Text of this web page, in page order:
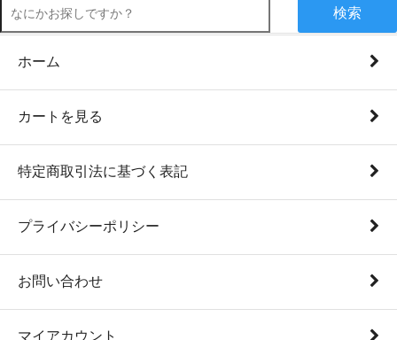
検索
ホーム
カートを見る
特定商取引法に基づく表記
プライバシーポリシー
お問い合わせ
マイアカウント